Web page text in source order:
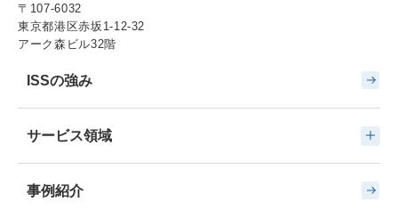
〒107-6032
東京都港区赤坂1-12-32
アーク森ビル32階
ISSの強み
サービス領域
事例紹介